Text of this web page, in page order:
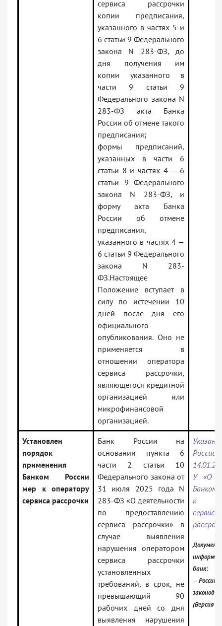
сервиса рассрочки
копии предписания,
указанного в частях 5 и
6 статьи 9 Федерального
закона N 283-ФЗ, до
дня получения им
копии указанного в
части 9 статьи 9
Федерального закона N
283-ФЗ акта Банка
России об отмене такого
предписания;
формы предписаний,
указанных в части 6
статьи 8 и частях 4 — 6
статьи 9 Федерального
закона N 283-ФЗ, и
форму акта Банка
России об отмене
предписания,
указанного в частях 4 —
6 статьи 9 Федерального
закона N 283-
ФЗ.Настоящее
Положение вступает в
силу по истечении 10
дней после дня его
официального
опубликования. Оно не
применяется в
отношении оператора
сервиса рассрочки,
являющегося кредитной
организацией или
микрофинансовой
организацией.
Установлен
порядок
применения
Банком России
мер к оператору
сервиса рассрочки
Банк России на
основании пункта 6
части 2 статьи 10
Федерального закона от
31 июля 2025 года N
283-ФЗ «О деятельности
по предоставлению
сервиса рассрочки» в
случае выявления
нарушения оператором
сервиса рассрочки
установленных
требований, в срок, не
превышающий 90
рабочих дней со дня
выявления нарушения
У «О
Банком
к
сервиса
банк:
—
(Версия